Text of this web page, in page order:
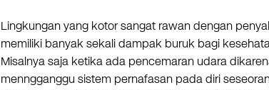
Lingkungan yang kotor sangat rawan dengan
memiliki banyak sekali dampak buruk bagi
Misalnya saja ketika ada pencemaran udara
menngganggu sistem pernafasan pada diri